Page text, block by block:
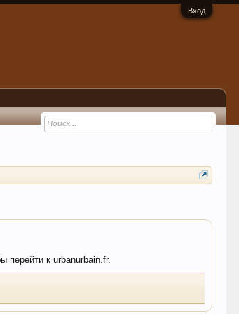
Вход
перейти к urbanurbain.fr.